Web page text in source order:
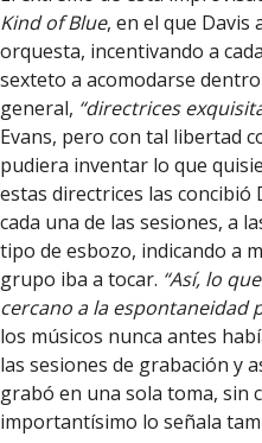
Kind of Blue, en el que Davis
orquesta, incentivando a
sexteto a acomodarse
general, “directrices
Evans, pero con tal libertad
pudiera inventar lo que
estas directrices las concibió
cada una de las sesiones, a
tipo de esbozo, indicando a
grupo iba a tocar. “Así, lo
cercano a la espontaneidad
los músicos nunca antes
las sesiones de grabación y
grabó en una sola toma, sin
importantísimo lo señala